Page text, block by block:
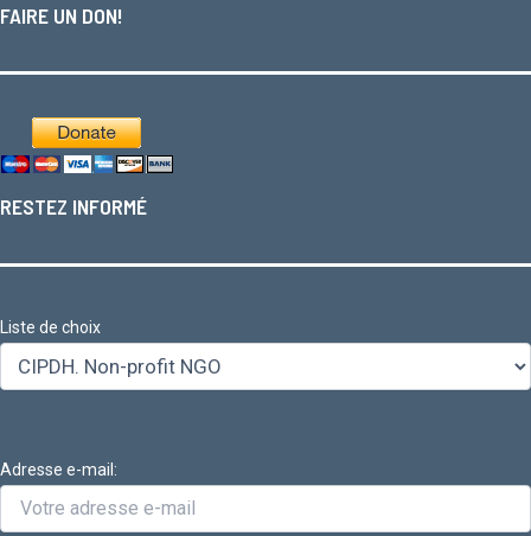
FAIRE UN DON!
RESTEZ INFORMÉ
Liste de choix
Adresse e-mail: